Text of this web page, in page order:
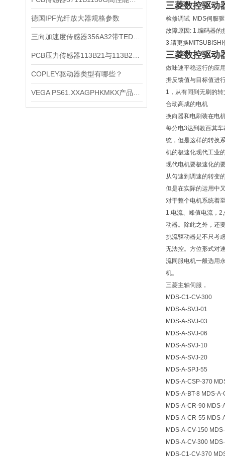
德国IPF光纤放大器规格参数
COPLEY驱动器类型有哪些？
三菱数控驱动
检修调试 MDS伺服
故障原因: 1.编码器的
3.请更换MITSUBISHI
三菱数控驱动
做味速平稳运行的应
据反馈值与目标值进
1，从有同到无刷的
合动高成的电机
换向器和电刷装在电
每分电3达到教百其
统，但是这样的转换
机的极速化现代工业
现代电机要极速化的
从匀速到调速的转变
但是在实际的运用中
对于整个电机系统着
1.电流、峰值电流，
动器。除此之外，还
挑流驱动器是不只考
无法控。方位形式对
流同服电机一般选用
机。
三菱主轴伺服，
MDS-C1-CV-300
MDS-A-SVJ-01
MDS-A-SVJ-03
MDS-A-SVJ-06
MDS-A-SVJ-10
MDS-A-SVJ-20
MDS-A-SPJ-55
MDS-A-CSP-370
MDS-A-BT-8 MDS-
MDS-A-CR-90 MDS-
MDS-A-CR-55 MDS-
MDS-A-CV-150
MDS-A-CV-300
MDS-C1-CV-370